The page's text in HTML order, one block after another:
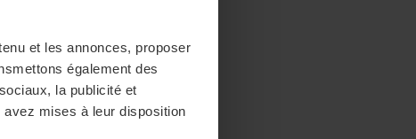
et les annonces, proposer
également des
la publicité et
avez mises à leur disposition